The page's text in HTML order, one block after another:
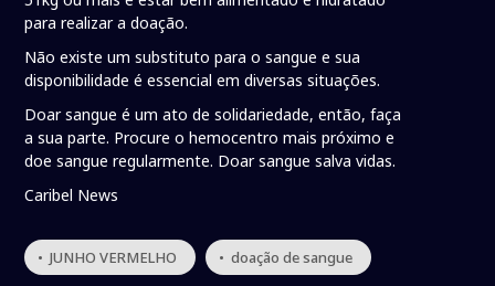
para realizar a doação.
Não existe um substituto para o sangue e sua
disponibilidade é essencial em diversas situações.
Doar sangue é um ato de solidariedade, então, faça
a sua parte. Procure o hemocentro mais próximo e
doe sangue regularmente. Doar sangue salva vidas.
Caribel News
• JUNHO VERMELHO • doação de sangue